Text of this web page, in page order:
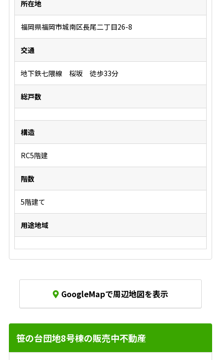
所在地
福岡県福岡市城南区長尾二丁目26-8
交通
地下鉄七隈線 桜坂 徒歩33分
総戸数
構造
RC5階建
階数
5階建て
用途地域
GoogleMapで周辺地図を表示
笹の台団地8号棟の販売中不動産